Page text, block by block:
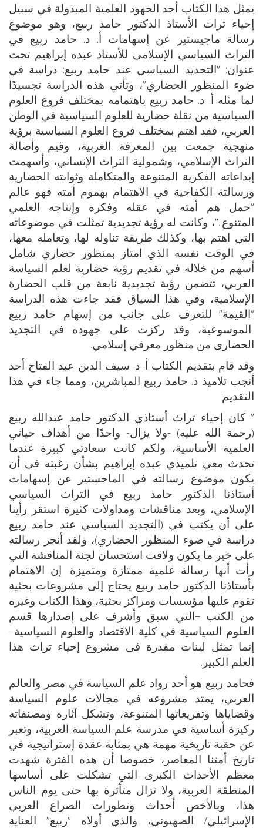
يمثل هذا الكتاب أحد الجهود العلمية المبذولة في سبيل
إحياء تراث الأستاذ الدكتور حامد ربيع، وهو موضوع
رسالة ماجيستير عن إسهامات أ. د. حامد ربيع في
التراث السياسي الإسلامي للأستاذ عبده إبراهيم تحت
عنوان: “التجديد السياسي عند حامد ربيع: دراسة في
ضوء المنظور الحضاري”، وتأتي هذه الدراسة تجسيدًا
لما مثله أ. د. حامد ربيع باهتمامه بمختلف فروع العلوم
السياسية من نقلة حضارية للعلوم السياسية في الوطن
العربي، فقد اهتم بمختلف فروع العلوم السياسية برؤية
منهجية جمعت بين المعرفة الغربية، وقيم وأصالة
التراث الإسلامي، وشمولية التراث الإنساني، وأسهمت
إبداعاته الفكرية المتنوعة والمتكاملة وثوابته الحضارية
ورسالته الكفاحية في الاهتمام بهموم أمته فهو عالم
“حمل هم أمته في عقله وفكره وإنتاجه العلمي
المتنوع..”، وكانت له رؤية تجديدية تمثلت في موضوعاته
التي اهتم بها، وكذلك طريقة تناوله لها، وتعامله معها،
في الوقت نفسه الذي امتاز بمنظور حضاري شامل
أسهم من خلاله في تقديم رؤية حضارية لعلم السياسة
العربي، تتضمن رؤية تجديدية نابعة من قلب الحضارة
الإسلامية، وفي هذا السياق فقد جاءت هذه الدراسة
“القيمة” للتعرف على جانب من إسهام حامد ربيع
الموسوعية، وقد ركزت على جهوده في التجديد
الحضاري من منظور معرفي إسلامي.
وقد قام بتقديم الكتاب أ. د. سيف الدين عبد الفتاح أحد
أنجب تلاميذ د. حامد ربيع المباشرين، ومما جاء في هذا
التقديم:
” كان إحياء تراث أستاذي الدكتور حامد عبدالله ربيع
(رحمة الله عليه) -ولا يزال- واحدًا من أهداف حياتي
العلمية الأساسية، ولكم كانت سعادتي كبيرة عندما
تحدث معي تلميذي عبده إبراهيم بشأن رغبته في أن
يكون موضوع رسالته في الماجستير عن إسهامات
أستاذنا الدكتور حامد ربيع في التراث السياسي
الإسلامي، وبعد مناقشات ومداولات كثيرة استقر رأينا
على أن يكتب في (التجديد السياسي عند حامد ربيع
دراسة في ضوء المنظور الحضاري)، ولقد أنجز رسالته
على خير ما يكون ولاقت استحسان لجنة المناقشة التي
رأت أنها رسالة علمية ممتازة ومتميزة. إن الاهتمام
بأستاذنا الدكتور حامد ربيع يحتاج إلى مشروعات بحثية
تقوم عليها مؤسسات ومراكز بحثية، وهذا الكتاب وغيره
من الكتب –التي سبق وأشرف على إصدارها قسم
العلوم السياسية في كلية الاقتصاد والعلوم السياسية–
إنما تمثل لبنات مقدرة في مشروع إحياء تراث هذا
العلم الكبير.
فحامد ربيع هو أحد رواد علم السياسة في مصر والعالم
العربي، يمتد مشروعه في مجالات علوم السياسة
وقضاياها وتفريعاتها المتنوعة، وتشكل آثاره ومصنفاته
ركيزة أساسية في مدرسة علم السياسة العربية، وتعبر
عن حقبة تاريخية مهمة هي بمثابة عقدة إستراتيجية في
تاريخ أمتنا المعاصر، خصوصا أن هذه الفترة شهدت
معظم الأحداث الكبرى التي تشكلت على أساسها
المنطقة العربية، ولا تزال متأثرة بها حتى يوم الناس
هذا، وبالأخص أحداث وتطورات الصراع العربي
الإسرائيلي/ الصهيوني، والذي أولاه “ربيع” العناية